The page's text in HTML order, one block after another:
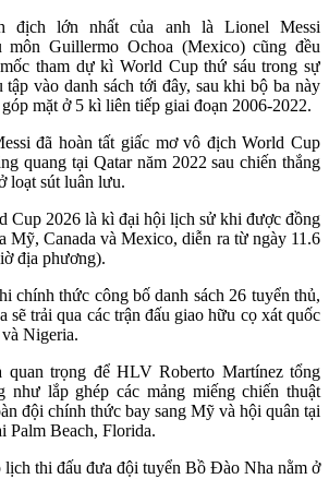
lớn nhất của anh là Lionel Messi
môn Guillermo Ochoa (Mexico) cũng đều
tham dự kì World Cup thứ sáu trong sự
tập vào danh sách tới đây, sau khi bộ ba này
mặt ở 5 kì liên tiếp giai đoạn 2006-2022.
đã hoàn tất giấc mơ vô địch World Cup
quang tại Qatar năm 2022 sau chiến thắng
loạt sút luân lưu.
Cup 2026 là kì đại hội lịch sử khi được đồng
Mỹ, Canada và Mexico, diễn ra từ ngày 11.6
địa phương).
chính thức công bố danh sách 26 tuyển thủ,
trải qua các trận đấu giao hữu cọ xát quốc
Nigeria.
trọng để HLV Roberto Martínez tổng
như lắp ghép các mảng miếng chiến thuật
đội chính thức bay sang Mỹ và hội quân tại
Palm Beach, Florida.
lịch thi đấu đưa đội tuyển Bồ Đào Nha nằm ở